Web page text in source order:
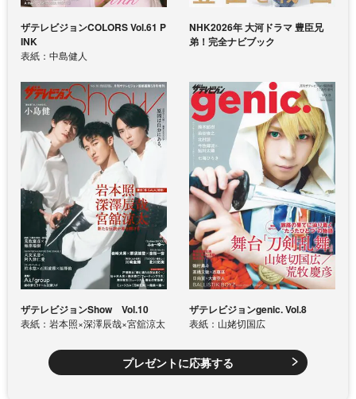
ザテレビジョンCOLORS Vol.61 P
INK
表紙：中島健人
NHK2026年 大河ドラマ 豊臣兄
弟！完全ナビブック
ザテレビジョンShow Vol.10
表紙：岩本照×深澤辰哉×宮舘涼太
ザテレビジョンgenic. Vol.8
表紙：山姥切国広
プレゼントに応募する